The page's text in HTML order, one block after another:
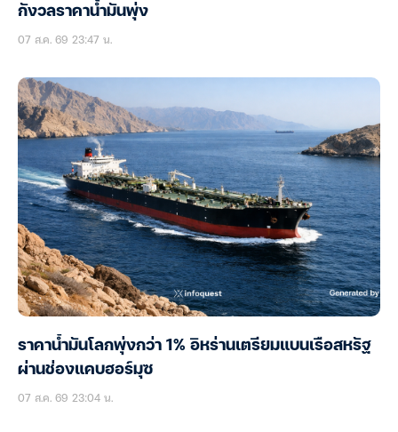
กังวลราคาน้ำมันพุ่ง
07 ส.ค. 69 23:47 น.
ราคาน้ำมันโลกพุ่งกว่า 1% อิหร่านเตรียมแบนเรือสหรัฐ
ผ่านช่องแคบฮอร์มุซ
07 ส.ค. 69 23:04 น.